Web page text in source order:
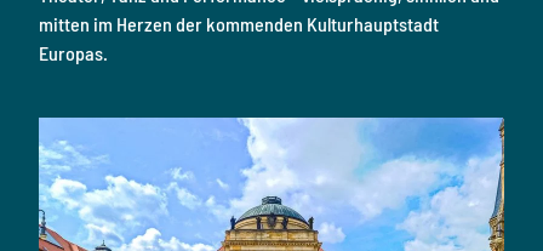
mitten im Herzen der kommenden Kulturhauptstadt
Europas.